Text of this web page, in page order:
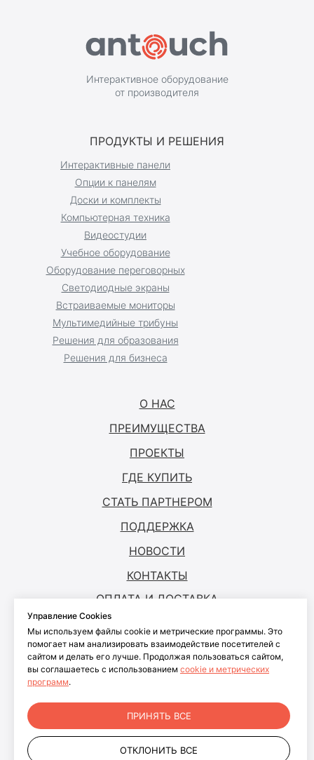
Интерактивное оборудование
от производителя
ПРОДУКТЫ И РЕШЕНИЯ
О НАС
© ANTOUCH, 2026. Все права защищены
Согласие на обработку персональных
данных
Политика конфиденциальности
сайта
ПРЕИМУЩЕСТВА
ПРОЕКТЫ
ГДЕ КУПИТЬ
СТАТЬ ПАРТНЕРОМ
ПОДДЕРЖКА
+7 499 281-91-81
НОВОСТИ
КОНТАКТЫ
ОПЛАТА И ДОСТАВКА
Интерактивные панели
Доски и комплекты
Оборудование переговорных
Учебное оборудование
Светодиодные экраны
Встраиваемые мониторы
Мультимедийные трибуны
Решения для образования
Решения для бизнеса
Опции к панелям
Компьютерная техника
Видеостудии
Управление Cookies
Мы используем файлы cookie и метрические программы. Это
помогает нам анализировать взаимодействие посетителей с
сайтом и делать его лучше. Продолжая пользоваться сайтом,
вы соглашаетесь с использованием cookie и метрических
программ.
ПРИНЯТЬ ВСЕ
ОТКЛОНИТЬ ВСЕ